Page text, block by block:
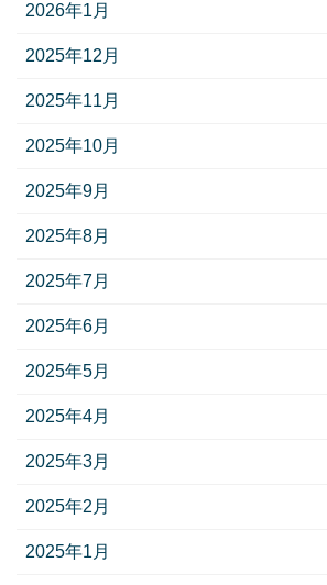
2026年1月
2025年12月
2025年11月
2025年10月
2025年9月
2025年8月
2025年7月
2025年6月
2025年5月
2025年4月
2025年3月
2025年2月
2025年1月